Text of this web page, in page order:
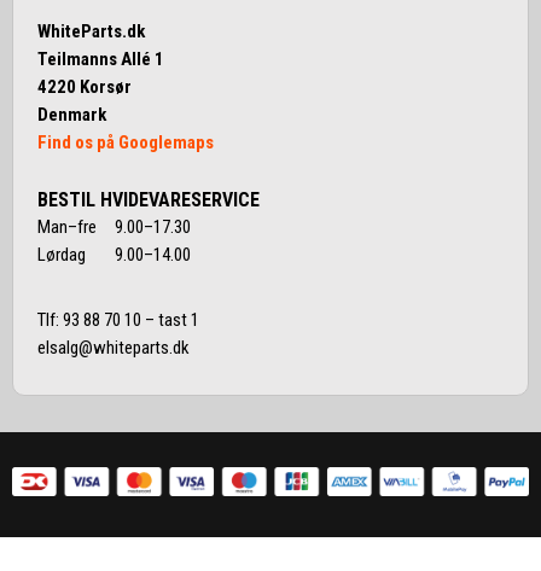
WhiteParts.dk
Teilmanns Allé 1
4220 Korsør
Denmark
Find os på Googlemaps
BESTIL HVIDEVARESERVICE
Man–fre 9.00–17.30
Lørdag 9.00–14.00
Tlf: 93 88 70 10 – tast 1
elsalg@whiteparts.dk